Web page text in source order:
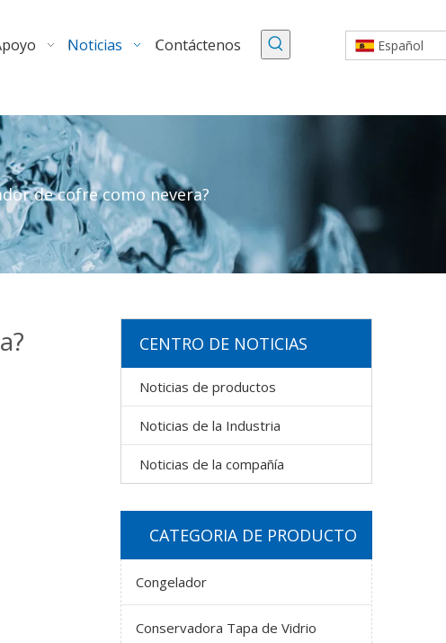
Noticias Contáctenos Español
de cofre como nevera?
CENTRO DE NOTICIAS
Noticias de productos
Noticias de la Industria
Noticias de la compañía
CATEGORIA DE PRODUCTO
Congelador
Conservadora Tapa de Vidrio